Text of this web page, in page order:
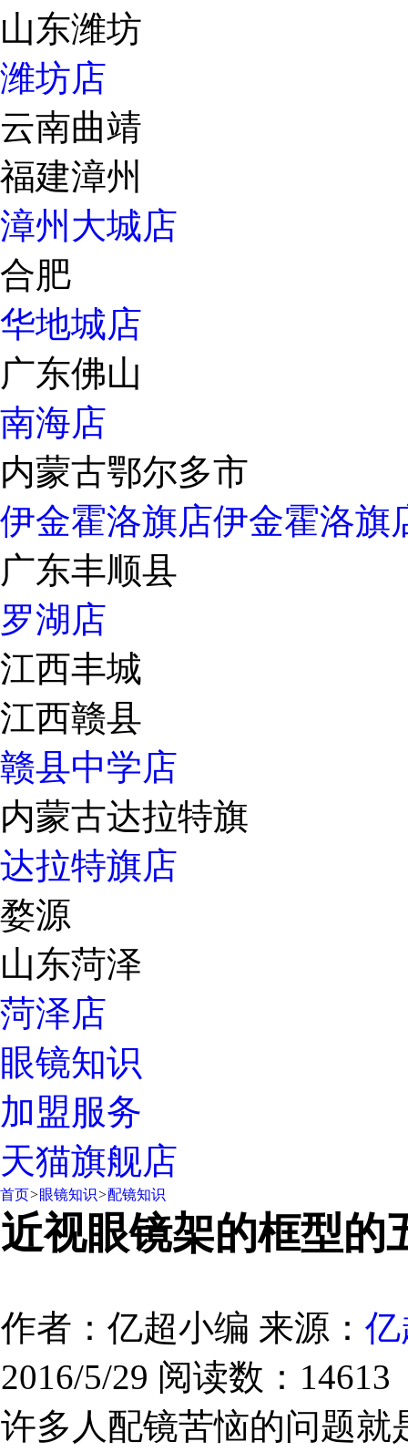
山东潍坊
潍坊店
云南曲靖
福建漳州
漳州大城店
合肥
华地城店
广东佛山
南海店
内蒙古鄂尔多市
伊金霍洛旗店伊金霍洛旗
广东丰顺县
罗湖店
江西丰城
江西赣县
赣县中学店
内蒙古达拉特旗
达拉特旗店
婺源
山东菏泽
菏泽店
眼镜知识
加盟服务
天猫旗舰店
首页>眼镜知识>配镜知识
近视眼镜架的框型的
作者：亿超小编 来源：
2016/5/29 阅读数：14613
许多人配镜苦恼的问题